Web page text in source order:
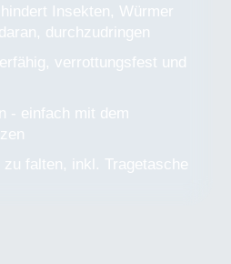
Insekten, Würmer
durchzudringen
verrottungsfest und
- einfach mit dem
falten, inkl. Tragetasche